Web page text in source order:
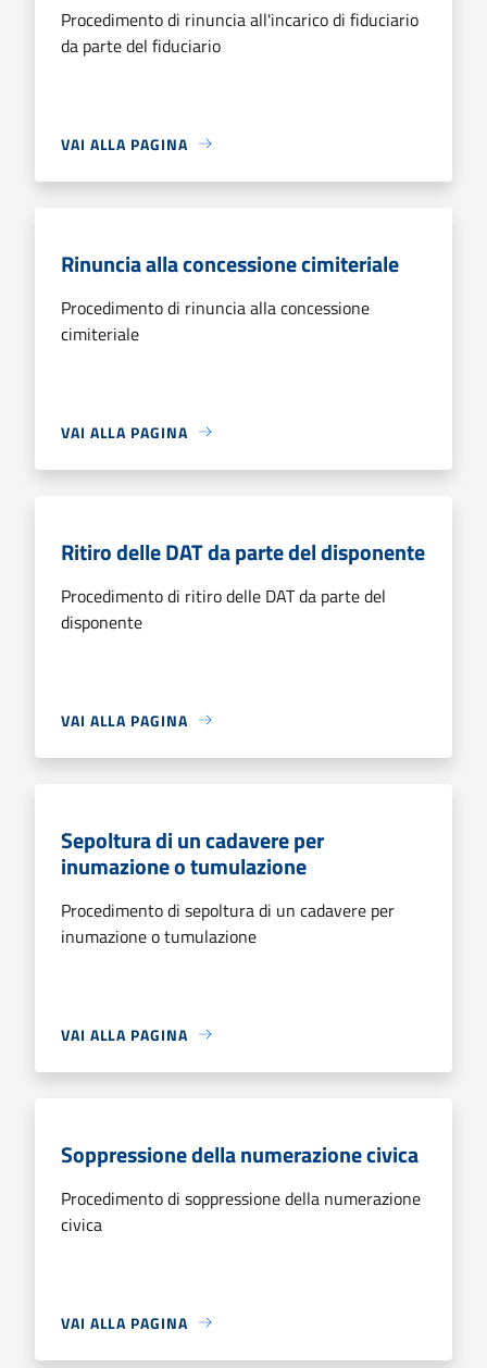
Procedimento di rinuncia all'incarico di fiduciario
da parte del fiduciario
VAI ALLA PAGINA
Rinuncia alla concessione cimiteriale
Procedimento di rinuncia alla concessione
cimiteriale
VAI ALLA PAGINA
Ritiro delle DAT da parte del disponente
Procedimento di ritiro delle DAT da parte del
disponente
VAI ALLA PAGINA
Sepoltura di un cadavere per
inumazione o tumulazione
Procedimento di sepoltura di un cadavere per
inumazione o tumulazione
VAI ALLA PAGINA
Soppressione della numerazione civica
Procedimento di soppressione della numerazione
civica
VAI ALLA PAGINA